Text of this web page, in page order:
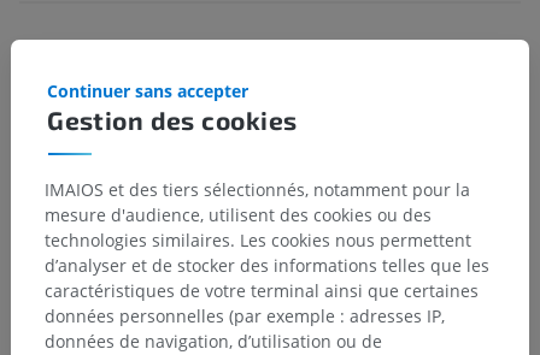
Gestion des cookies
Continuer sans accepter
IMAIOS et des tiers sélectionnés, notamment pour la
mesure d'audience, utilisent des cookies ou des
technologies similaires. Les cookies nous permettent
d’analyser et de stocker des informations telles que les
caractéristiques de votre terminal ainsi que certaines
données personnelles (par exemple : adresses IP,
données de navigation, d’utilisation ou de